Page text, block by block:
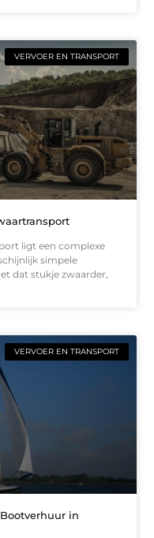
VERVOER EN TRANSPORT
ligt een complexe
simpele
dat stukje zwaarder,
VERVOER EN TRANSPORT
in